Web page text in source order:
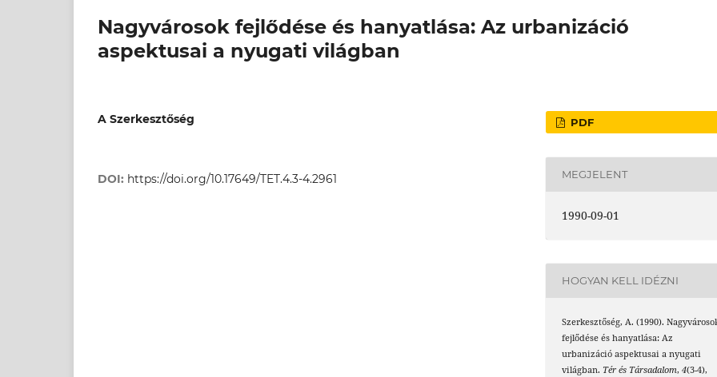
Nagyvárosok fejlődése és hanyatlása: Az urbanizáció
aspektusai a nyugati világban
A Szerkesztőség
DOI: https://doi.org/10.17649/TET.4.3-4.2961
PDF
MEGJELENT
1990-09-01
HOGYAN KELL IDÉZNI
Szerkesztőség, A. (1990).
fejlődése és hanyatlása: Az
urbanizáció aspektusai a nyugati
világban. Tér és Társadalom,4(3-4),